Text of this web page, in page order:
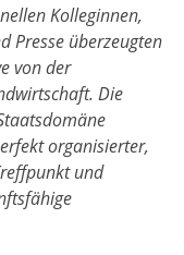
Kolleginnen,
Presse überzeugten
von der
Die
organisierter,
und